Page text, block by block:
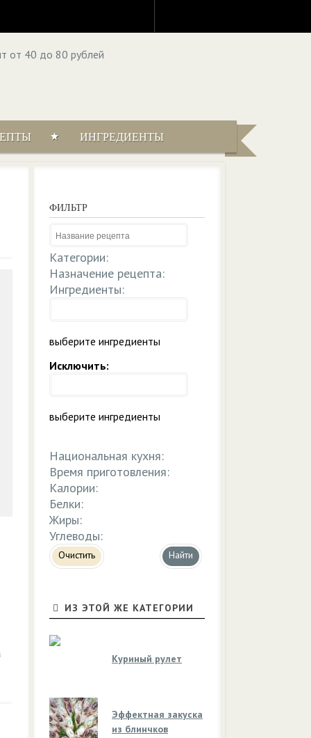
ИНГРЕДИЕНТЫ
ФИЛЬТР
Категории:
Назначение рецепта:
Ингредиенты:
выберите ингредиенты
Исключить:
выберите ингредиенты
Национальная кухня:
Время приготовления:
Калории:
Белки:
Жиры:
Углеводы:
Очистить
ИЗ ЭТОЙ ЖЕ КАТЕГОРИИ
Куриный рулет
Эффектная закуска
из блинчков